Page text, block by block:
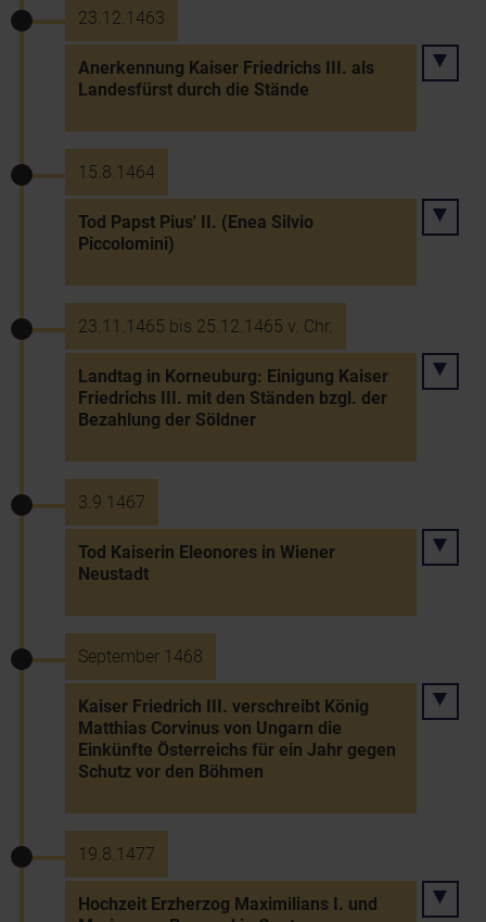
23.12.1463
Anerkennung Kaiser Friedrichs III. als
Landesfürst durch die Stände
15.8.1464
Tod Papst Pius' II. (Enea Silvio
Piccolomini)
23.11.1465 bis 25.12.1465 v. Chr.
Landtag in Korneuburg: Einigung Kaiser
Friedrichs III. mit den Ständen bzgl. der
Bezahlung der Söldner
3.9.1467
Tod Kaiserin Eleonores in Wiener
Neustadt
September 1468
Kaiser Friedrich III. verschreibt König
Matthias Corvinus von Ungarn die
Einkünfte Österreichs für ein Jahr gegen
Schutz vor den Böhmen
19.8.1477
Hochzeit Erzherzog Maximilians I. und